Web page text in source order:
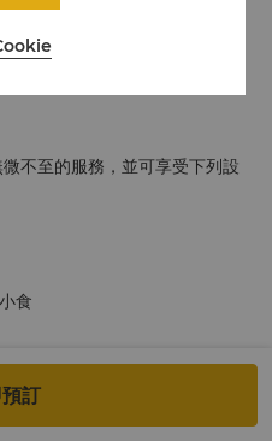
不至的服務，並可享受下列設
食
情況而定）
訂